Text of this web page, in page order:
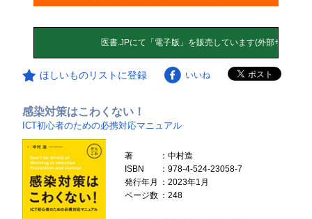
ほしいものリストに登録 いいね
感染対策はこわくない！
ICT初心者のための必携対応マニュアル
著
：中村造
ISBN
：978-4-524-23058-7
発行年月
：2023年1月
ページ数 ：248